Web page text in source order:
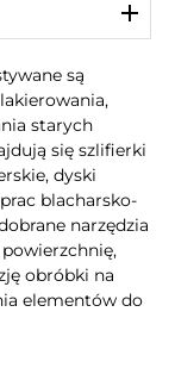
są
starych
się szlifierki
dyski
blacharsko-
narzędzia
obróbki na
elementów do